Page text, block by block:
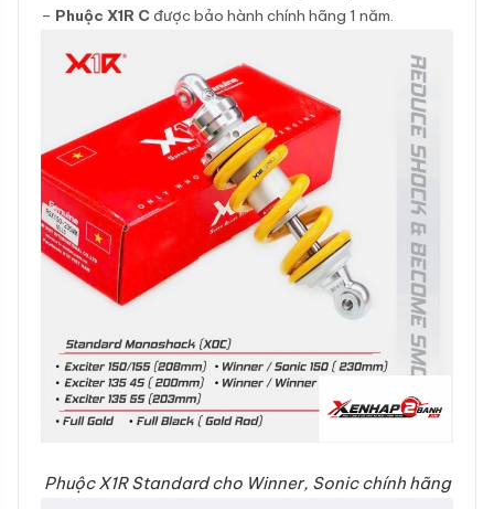
– Phuộc X1R Cđược bảo hành chính hãng 1 năm.
Phuộc X1R Standard cho Winner, Sonic chính hãng